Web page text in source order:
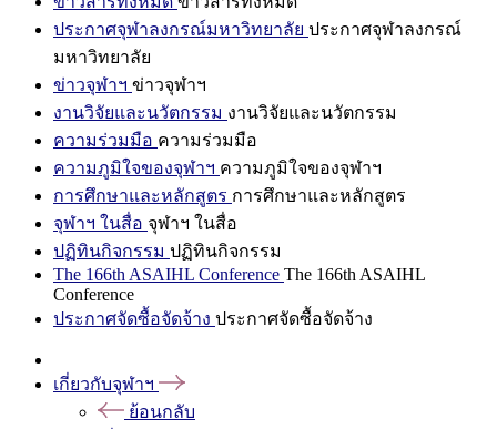
ประกาศจุฬาลงกรณ์มหาวิทยาลัย ประกาศจุฬาลงกรณ์
มหาวิทยาลัย
ข่าวจุฬาฯ ข่าวจุฬาฯ
งานวิจัยและนวัตกรรม งานวิจัยและนวัตกรรม
ความร่วมมือ ความร่วมมือ
ความภูมิใจของจุฬาฯ ความภูมิใจของจุฬาฯ
การศึกษาและหลักสูตร การศึกษาและหลักสูตร
จุฬาฯ ในสื่อ จุฬาฯ ในสื่อ
ปฏิทินกิจกรรม ปฏิทินกิจกรรม
The 166th ASAIHL Conference The 166th ASAIHL
Conference
ประกาศจัดซื้อจัดจ้าง ประกาศจัดซื้อจัดจ้าง
เกี่ยวกับจุฬาฯ
ย้อนกลับ